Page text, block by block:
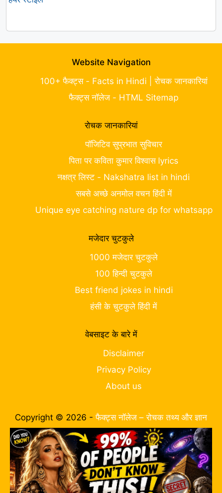
Website Navigation
100+ फैक्ट्स - Facts in Hindi | रोचक जानकारियां
फैक्ट्स नॉलेज - HTML Sitemap
रोचक जानकारियां
पॉजिटिव सुप्रभात सुविचार
पिता पर कविता कुमार विश्वास lyrics
नक्षत्र लिस्ट - Nakshatra list in hindi
सबसे अच्छे अनमोल वचन हिंदी में
Unique eye catching nature dp for whatsapp
मजेदार चुटकुले
1000 मजेदार चुटकुले
100 हिन्दी चुटकुले
Best friend jokes in hindi
हंसी के चुटकुले हिंदी में
वेबसाइट के बारे में
Disclaimer
Privacy Policy
About us
Copyright © 2026 -फैक्ट्स नॉलेज – रोचक तथ्य और ज्ञान